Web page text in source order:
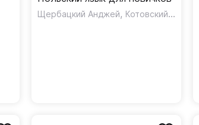
Щербацкий Анджей, Котовский Марек